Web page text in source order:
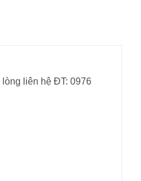
liên hệ ĐT: 0976